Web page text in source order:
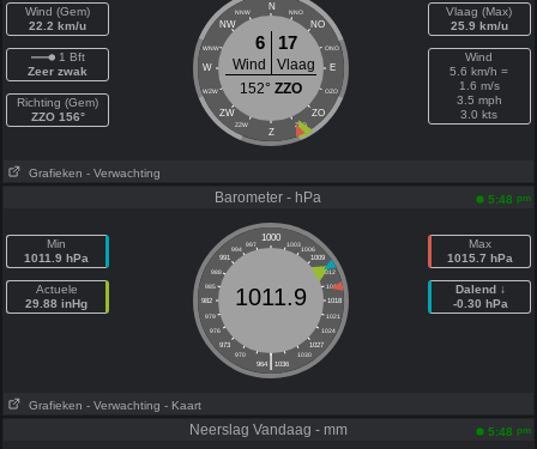
Wind (Gem)
22.2 km/u
1 Bft
Zeer zwak
Richting (Gem)
ZZO 156°
N
NNW NNO
NW NO
WNW ONO
W E
WZW OZO
ZW ZO
ZZW ZZO
Z
6 17
Wind
Vlaag
152° ZZO
Vlaag (Max)
25.9 km/u
Wind
5.6 km/h =
1.6 m/s
3.5 mph
3.0 kts
Grafieken - Verwachting
Barometer - hPa 5:48 pm
Min
1011.9 hPa
Actuele
29.88 inHg
1000
997 1003
994
1006
991
1009
988
1012
985
1015
982
1018
979
1021
976
1024
973
1027
970
1030
|
964 1036
1011.9
Max
1015.7 hPa
Dalend ↓
-0.30 hPa
Grafieken - Verwachting - Kaart
Neerslag Vandaag - mm 5:48 pm